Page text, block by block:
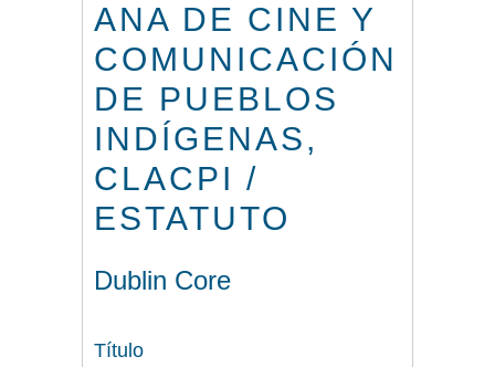
ANA DE CINE Y
COMUNICACIÓN
DE PUEBLOS
INDÍGENAS,
CLACPI /
ESTATUTO
Dublin Core
Título